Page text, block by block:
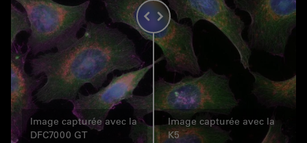
Image capturée avec la
DFC7000 GT
Image capturée avec la
K5